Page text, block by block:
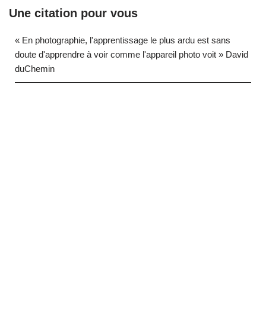
Une citation pour vous
« En photographie, l'apprentissage le plus ardu est sans
doute d'apprendre à voir comme l'appareil photo voit » David
duChemin